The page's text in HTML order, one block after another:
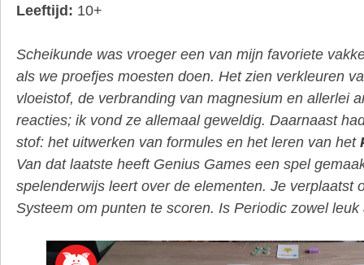
Leeftijd: 10+
Scheikunde was vroeger een van mijn favoriete
als we proefjes moesten doen. Het zien verkleuren
vloeistof, de verbranding van magnesium en allerlei
reacties; ik vond ze allemaal geweldig. Daarnaast
stof: het uitwerken van formules en het leren van het
Van dat laatste heeft Genius Games een spel
spelenderwijs leert over de elementen. Je verplaatst
Systeem om punten te scoren. Is Periodic zowel